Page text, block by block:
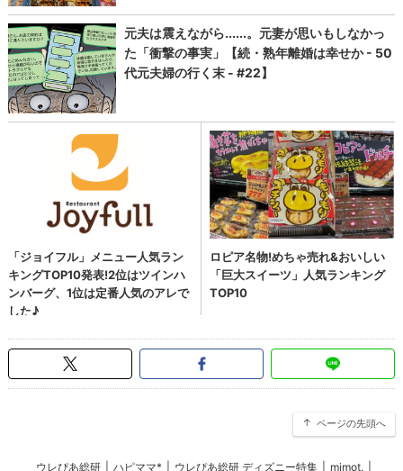
ページの先頭へ
ウレぴあ総研 ハピママ* ウレぴあ総研 ディズニー特集 mimot.